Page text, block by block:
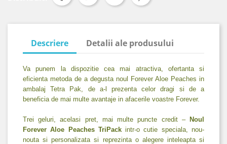
Descriere Detalii ale produsului
Va punem la dispozitie cea mai atractiva, ofertanta si
eficienta metoda de a degusta noul Forever Aloe Peaches in
ambalaj Tetra Pak, de a-l prezenta celor dragi si de a
beneficia de mai multe avantaje in afacerile voastre Forever.
Trei geluri, acelasi pret, mai multe puncte credit –Noul
Forever Aloe Peaches TriPackintr-o cutie speciala, nou-
nouta si personalizata si reprezinta o alegere inteleapta si